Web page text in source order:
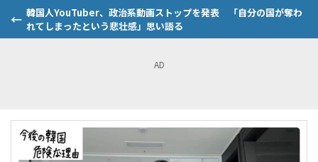
韓国人YouTuber、政治系動画ストップを発表 「自分の国が奪わ
れてしまったという悲壮感」思い語る